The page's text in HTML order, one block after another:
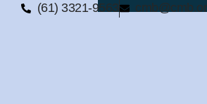
(61) 3321-9563